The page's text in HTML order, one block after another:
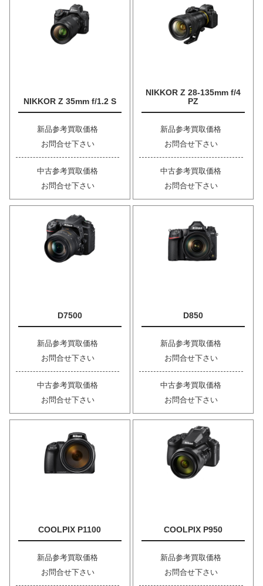
NIKKOR Z 35mm f/1.2 S
新品参考買取価格
お問合せ下さい
中古参考買取価格
お問合せ下さい
NIKKOR Z 28-135mm f/4
PZ
新品参考買取価格
お問合せ下さい
中古参考買取価格
お問合せ下さい
D7500
新品参考買取価格
お問合せ下さい
中古参考買取価格
お問合せ下さい
D850
新品参考買取価格
お問合せ下さい
中古参考買取価格
お問合せ下さい
COOLPIX P1100
新品参考買取価格
お問合せ下さい
COOLPIX P950
新品参考買取価格
お問合せ下さい